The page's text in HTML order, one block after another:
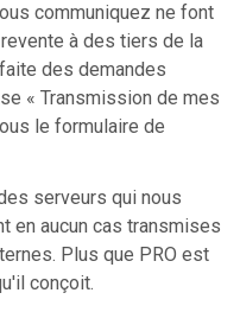
communiquez ne font
revente à des tiers de la
des demandes
« Transmission de mes
le formulaire de
serveurs qui nous
en aucun cas transmises
Plus que PRO est
conçoit.